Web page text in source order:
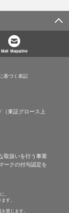
Mail Magazine
基づく表記
東証グロース上
取扱いを行う事業
ークの付与認定を
、
す。
禁じます。